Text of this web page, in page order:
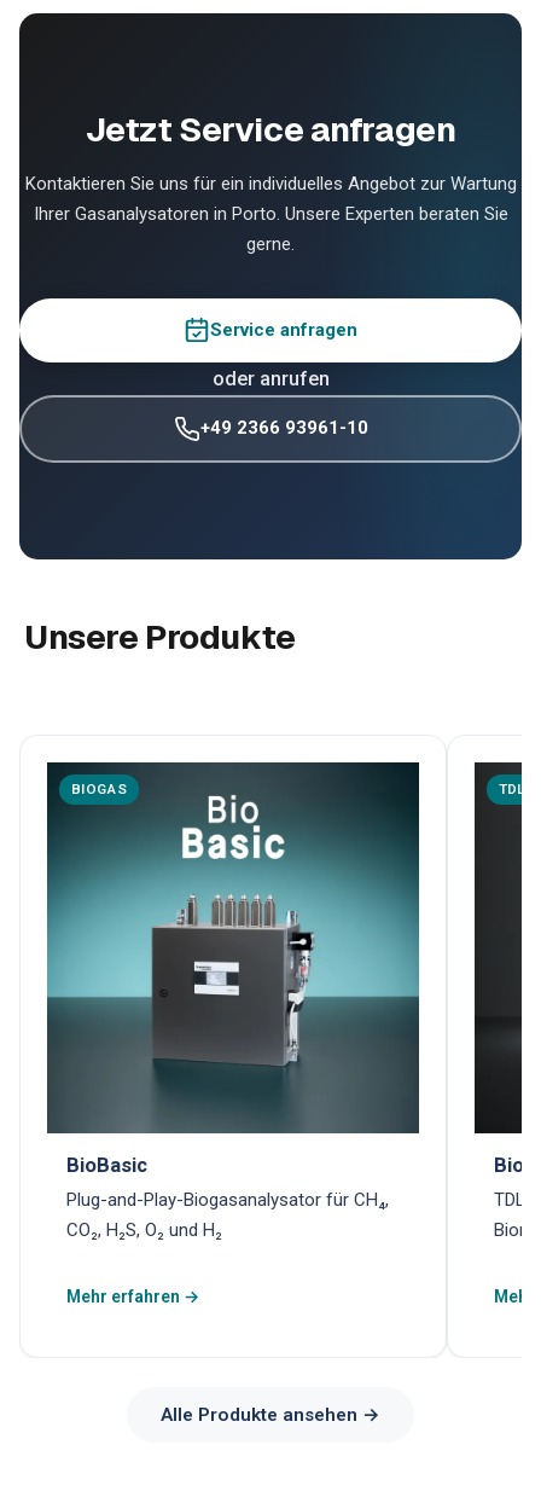
Jetzt Service anfragen
Kontaktieren Sie uns für ein individuelles Angebot zur Wartung
Ihrer Gasanalysatoren in Porto. Unsere Experten beraten Sie
gerne.
Service anfragen
oder anrufen
+49 2366 93961-10
Unsere Produkte
BIOGAS
BioBasic
Plug-and-Play-Biogasanalysator für CH₄,
CO₂, H₂S, O₂ und H₂
Mehr erfahren →
Alle Produkte ansehen →